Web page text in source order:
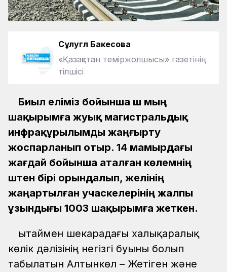
Сұлугүл Бакесова
«Қазақстан теміржолшысы» газетінің
тілшісі
Биыл еліміз бойынша үш мың
шақырымға жуық магистральдық
инфрақұрылымды жаңғырту
жоспарланып отыр. 14 мамырдағы
жағдай бойынша аталған көлемнің
үштен бірі орындалып, желінің
жаңартылған учаскелерінің жалпы
ұзындығы 1003 шақырымға жеткен.
Қытаймен шекарадағы халықаралық
көлік дәлізінің негізгі буыны болып
табылатын Алтынкөл – Жетіген және